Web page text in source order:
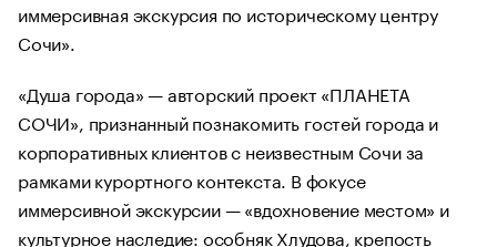
иммерсивная экскурсия по историческому центру
Сочи».
«Душа города» — авторский проект «ПЛАНЕТА
СОЧИ», признанный познакомить гостей города и
корпоративных клиентов с неизвестным Сочи за
рамками курортного контекста. В фокусе
иммерсивной экскурсии — «вдохновение местом» и
культурное наследие: особняк Хлудова, крепость